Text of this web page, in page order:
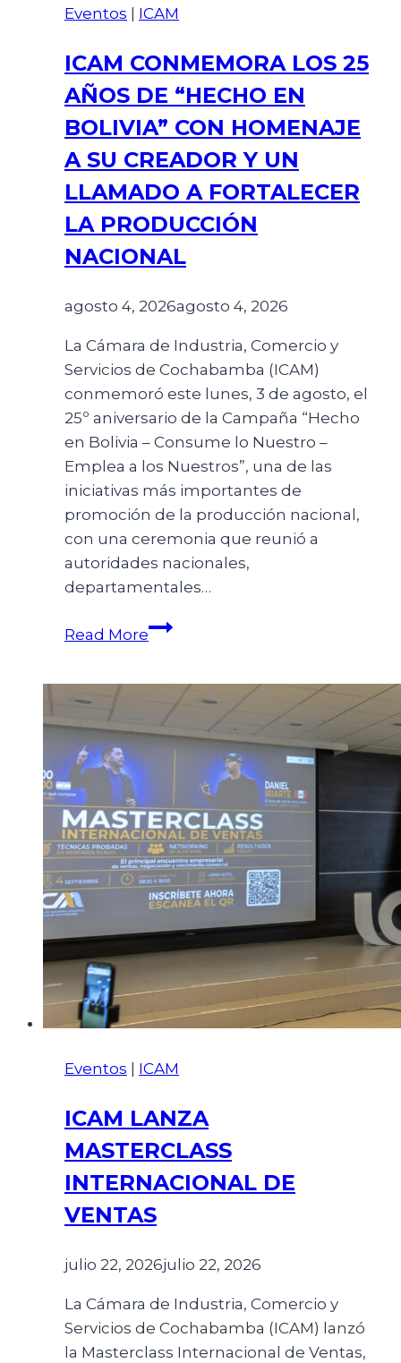
Eventos ICAM
ICAM CONMEMORA LOS 25
AÑOS DE “HECHO EN
BOLIVIA” CON HOMENAJE
A SU CREADOR Y UN
LLAMADO A FORTALECER
LA PRODUCCIÓN
NACIONAL
agosto 4, 2026agosto 4, 2026
La Cámara de Industria, Comercio y
Servicios de Cochabamba (ICAM)
conmemoró este lunes, 3 de agosto, el
25º aniversario de la Campaña “Hecho
en Bolivia – Consume lo Nuestro –
Emplea a los Nuestros”, una de las
iniciativas más importantes de
promoción de la producción nacional,
con una ceremonia que reunió a
autoridades nacionales,
departamentales…
Read More
Eventos ICAM
ICAM LANZA
MASTERCLASS
INTERNACIONAL DE
VENTAS
julio 22, 2026julio 22, 2026
La Cámara de Industria, Comercio y
Servicios de Cochabamba (ICAM) lanzó
la Masterclass Internacional de Ventas,